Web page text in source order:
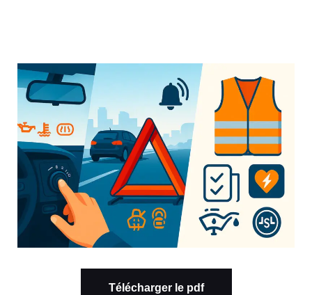
Télécharger le pdf